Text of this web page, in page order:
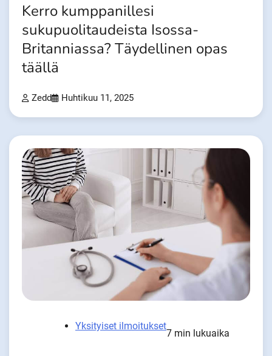
Kerro kumppanillesi
sukupuolitaudeista Isossa-
Britanniassa? Täydellinen opas
täällä
Zedd Huhtikuu 11, 2025
Yksityiset ilmoitukset
7 min lukuaika